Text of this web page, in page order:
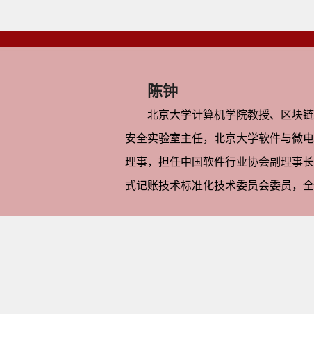
陈钟
北京大学计算机学院教授、区块
安全实验室主任，北京大学软件与微
理事，担任中国软件行业协会副理事
式记账技术标准化技术委员会委员，